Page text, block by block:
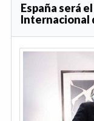
España será
Internacional